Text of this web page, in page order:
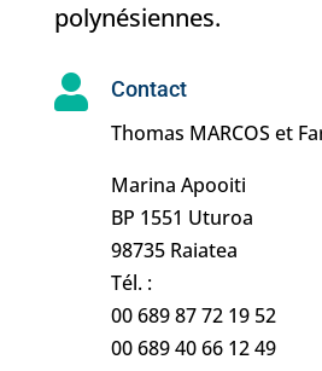
polynésiennes.
 Contact
Thomas MARCOS et
Marina Apooiti
BP 1551 Uturoa
98735 Raiatea
Tél. :
00 689 87 72 19 52
00 689 40 66 12 49